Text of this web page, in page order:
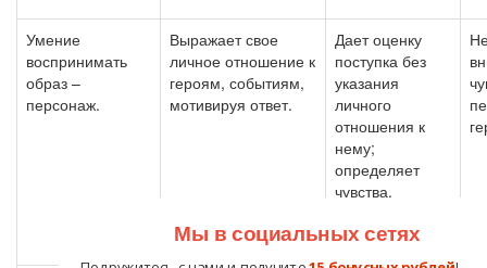
Умение
воспринимать
образ –
персонаж.
Выражает свое
личное отношение к
героям, событиям,
мотивируя ответ.
Дает оценку
поступка без
указания
личного
отношения к
нему;
определяет
чувства,
героя.
Мы в социальных сетях